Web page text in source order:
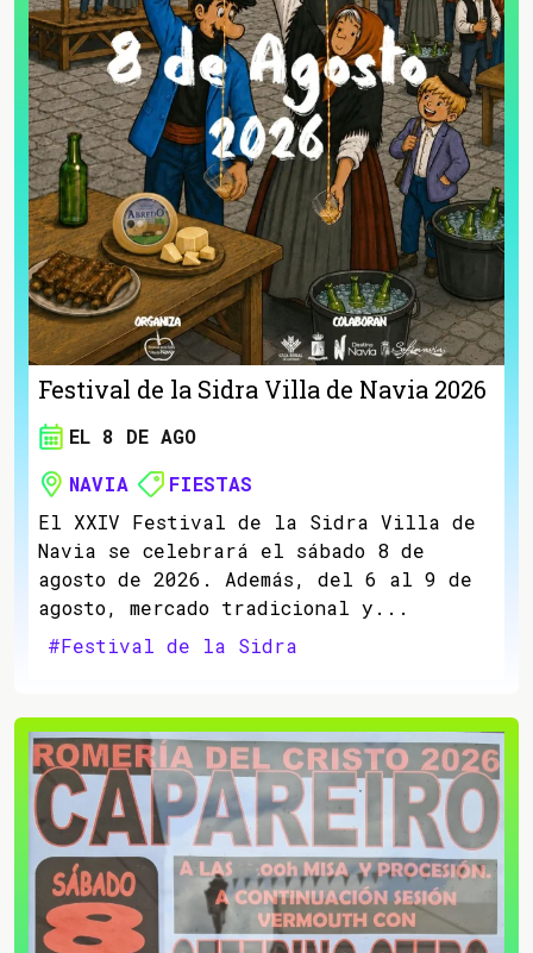
Festival de la Sidra Villa de Navia 2026
EL 8 DE AGO
NAVIA
FIESTAS
El XXIV Festival de la Sidra Villa de
Navia se celebrará el sábado 8 de
agosto de 2026. Además, del 6 al 9 de
agosto, mercado tradicional y...
#Festival de la Sidra